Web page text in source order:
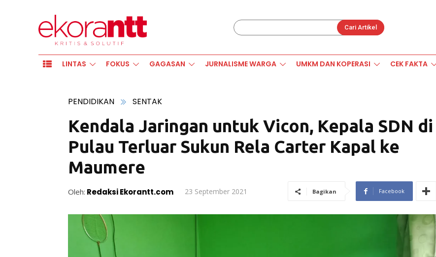
Cari Artikel
LINTAS FOKUS GAGASAN JURNALISME WARGA UMKM DAN KOPERASI CEK FAKTA
PENDIDIKAN SENTAK
Kendala Jaringan untuk Vicon, Kepala SDN di
Pulau Terluar Sukun Rela Carter Kapal ke
Maumere
Oleh: Redaksi Ekorantt.com 23 September 2021 Bagikan Facebook